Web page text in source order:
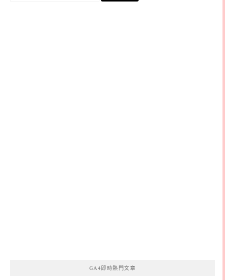
GA4即時熱門文章